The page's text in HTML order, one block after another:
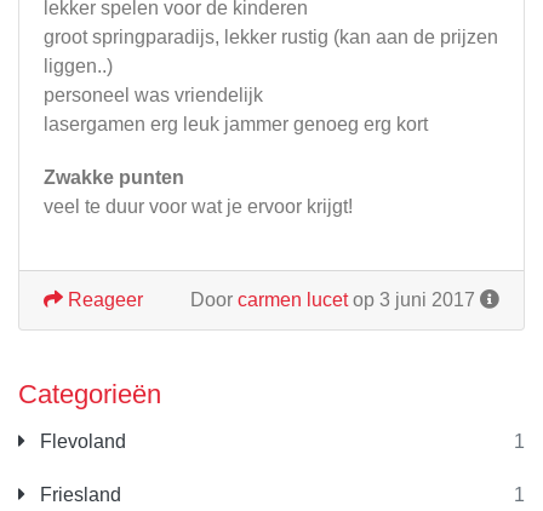
Categorieën
Flevoland 1
Friesland 1
lekker spelen voor de kinderen
groot springparadijs, lekker rustig (kan aan de prijzen
liggen..)
personeel was vriendelijk
lasergamen erg leuk jammer genoeg erg kort
Zwakke punten
veel te duur voor wat je ervoor krijgt!
Door carmen lucetop 3 juni 2017
Reageer